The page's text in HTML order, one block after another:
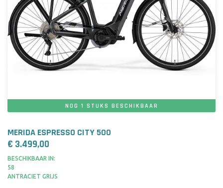
NOG 1 STUKS BESCHIKBAAR
MERIDA ESPRESSO CITY 500
€ 3.499,00
BESCHIKBAAR IN:
58
ANTRACIET GRIJS